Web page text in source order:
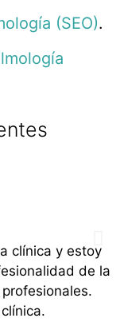
(SEO).
clínica y estoy
de la